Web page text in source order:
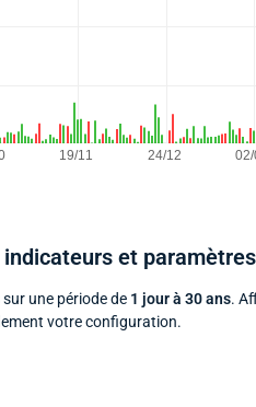
et
une période de 1 jour à 30 ans.
votre configuration.